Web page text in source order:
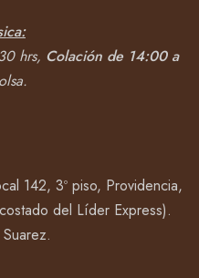
hrs, Colación de 14:00 a
142, 3º piso, Providencia,
del Líder Express).